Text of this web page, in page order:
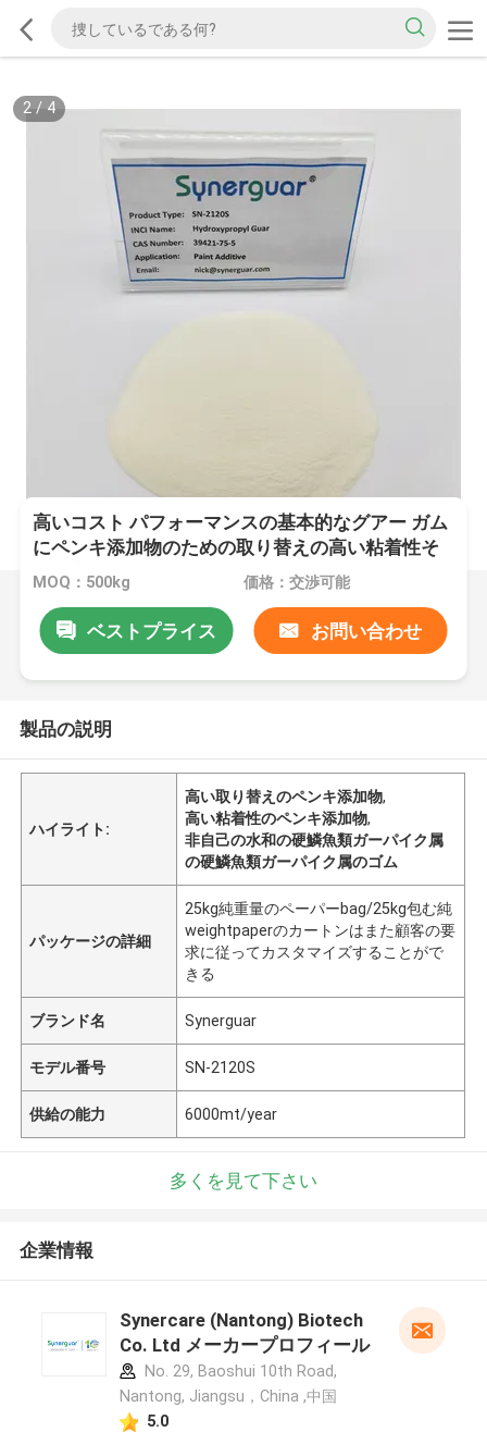
2/ 4
高いコスト パフォーマンスの基本的なグアー ガム
にペンキ添加物のための取り替えの高い粘着性そ
して高度がある
MOQ：500kg 価格：交渉可能
ベストプライス お問い合わせ
製品の説明
ハイライト:
高い取り替えのペンキ添加物,
高い粘着性のペンキ添加物,
非自己の水和の硬鱗魚類ガーパイク属
の硬鱗魚類ガーパイク属のゴム
パッケージの詳細
25kg純重量のペーパーbag/25kg包む純
weightpaperのカートンはまた顧客の要
求に従ってカスタマイズすることがで
きる
ブランド名 Synerguar
モデル番号 SN-2120S
供給の能力 6000mt/year
多くを見て下さい
企業情報
Synercare (Nantong) Biotech
Co. Ltd メーカープロフィール
No. 29, Baoshui 10th Road,
Nantong, Jiangsu，China ,中国
5.0